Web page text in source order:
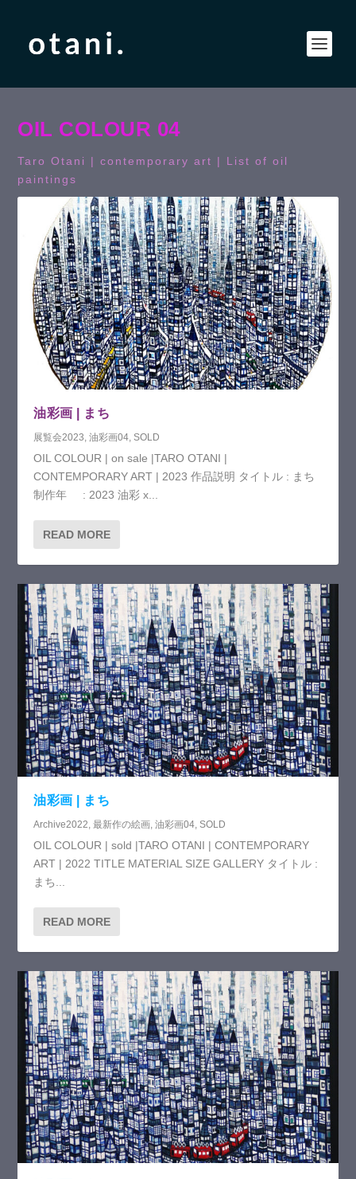
OIL COLOUR 04
Taro Otani | contemporary art | List of oil
paintings
油彩画 | まち
展覧会2023 ,油彩画04 ,SOLD
OIL COLOUR | on sale |TARO OTANI |
CONTEMPORARY ART | 2023 作品説明 タイトル : まち
制作年 : 2023 油彩 x...
READ MORE
油彩画 | まち
Archive2022 ,最新作の絵画 ,油彩画04 ,SOLD
OIL COLOUR | sold |TARO OTANI | CONTEMPORARY
ART | 2022 TITLE MATERIAL SIZE GALLERY タイトル :
まち...
READ MORE